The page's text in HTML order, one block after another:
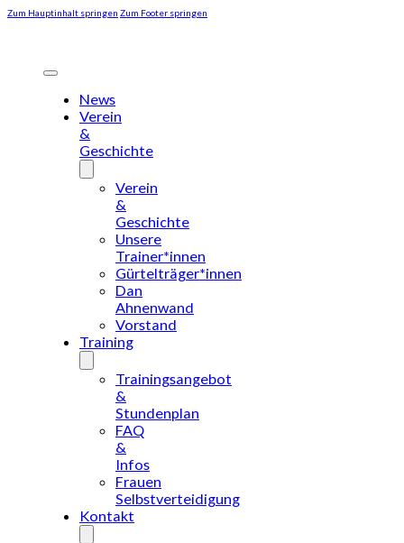
Zum Hauptinhalt springen Zum Footer springen
News
Verein
&
Geschichte
Verein
&
Geschichte
Unsere
Trainer*innen
Gürtelträger*innen
Dan
Ahnenwand
Vorstand
Training
Trainingsangebot
&
Stundenplan
FAQ
&
Infos
Frauen
Selbstverteidigung
Kontakt